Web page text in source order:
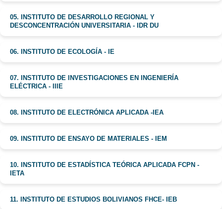
05. INSTITUTO DE DESARROLLO REGIONAL Y
DESCONCENTRACIÓN UNIVERSITARIA - IDR DU
06. INSTITUTO DE ECOLOGÍA - IE
07. INSTITUTO DE INVESTIGACIONES EN INGENIERÍA
ELÉCTRICA - IIIE
08. INSTITUTO DE ELECTRÓNICA APLICADA -IEA
09. INSTITUTO DE ENSAYO DE MATERIALES - IEM
10. INSTITUTO DE ESTADÍSTICA TEÓRICA APLICADA FCPN -
IETA
11. INSTITUTO DE ESTUDIOS BOLIVIANOS FHCE- IEB